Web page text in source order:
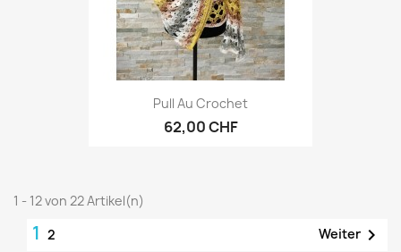
Pull Au Crochet
62,00 CHF
1 - 12 von 22 Artikel(n)
1 2 Weiter 